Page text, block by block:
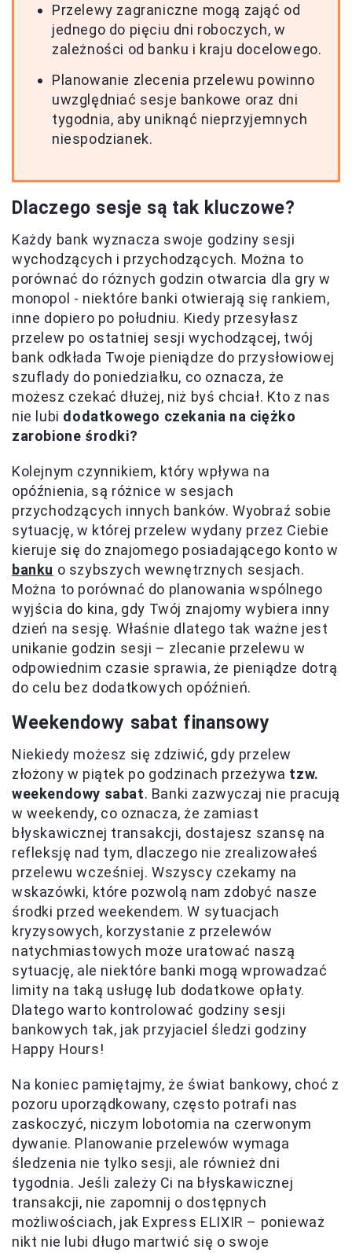
Przelewy zagraniczne mogą zająć od
jednego do pięciu dni roboczych, w
zależności od banku i kraju docelowego.
Planowanie zlecenia przelewu powinno
uwzględniać sesje bankowe oraz dni
tygodnia, aby uniknąć nieprzyjemnych
niespodzianek.
Dlaczego sesje są tak kluczowe?
Każdy bank wyznacza swoje godziny sesji
wychodzących i przychodzących. Można to
porównać do różnych godzin otwarcia dla gry w
monopol - niektóre banki otwierają się rankiem,
inne dopiero po południu. Kiedy przesyłasz
przelew po ostatniej sesji wychodzącej, twój
bank odkłada Twoje pieniądze do przysłowiowej
szuflady do poniedziałku, co oznacza, że
możesz czekać dłużej, niż byś chciał. Kto z nas
nie lubi dodatkowego czekania na ciężko
zarobione środki?
Kolejnym czynnikiem, który wpływa na
opóźnienia, są różnice w sesjach
przychodzących innych banków. Wyobraź sobie
sytuację, w której przelew wydany przez Ciebie
kieruje się do znajomego posiadającego konto w
banku o szybszych wewnętrznych sesjach.
Można to porównać do planowania wspólnego
wyjścia do kina, gdy Twój znajomy wybiera inny
dzień na sesję. Właśnie dlatego tak ważne jest
unikanie godzin sesji – zlecanie przelewu w
odpowiednim czasie sprawia, że pieniądze dotrą
do celu bez dodatkowych opóźnień.
Weekendowy sabat finansowy
Niekiedy możesz się zdziwić, gdy przelew
złożony w piątek po godzinach przeżywa tzw.
weekendowy sabat. Banki zazwyczaj nie pracują
w weekendy, co oznacza, że zamiast
błyskawicznej transakcji, dostajesz szansę na
refleksję nad tym, dlaczego nie zrealizowałeś
przelewu wcześniej. Wszyscy czekamy na
wskazówki, które pozwolą nam zdobyć nasze
środki przed weekendem. W sytuacjach
kryzysowych, korzystanie z przelewów
natychmiastowych może uratować naszą
sytuację, ale niektóre banki mogą wprowadzać
limity na taką usługę lub dodatkowe opłaty.
Dlatego warto kontrolować godziny sesji
bankowych tak, jak przyjaciel śledzi godziny
Happy Hours!
Na koniec pamiętajmy, że świat bankowy, choć z
pozoru uporządkowany, często potrafi nas
zaskoczyć, niczym lobotomia na czerwonym
dywanie. Planowanie przelewów wymaga
śledzenia nie tylko sesji, ale również dni
tygodnia. Jeśli zależy Ci na błyskawicznej
transakcji, nie zapomnij o dostępnych
możliwościach, jak Express ELIXIR – ponieważ
nikt nie lubi długo martwić się o swoje